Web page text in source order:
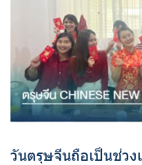
วันตรุษจีนถือเป็นช่ว